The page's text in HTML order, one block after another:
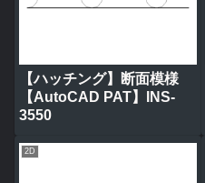
【ハッチング】断面模様
【AutoCAD PAT】INS-
3550
2D